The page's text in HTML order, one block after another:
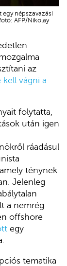
népszavazási
AFP/Nikolay
az
kell vágni a
folytatta,
után igen
ráadásul
ténynek
Jelenleg
a nemrég
offshore
egy
tematika